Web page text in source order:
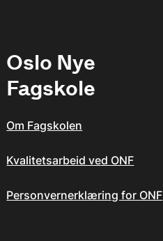
Oslo Nye
Fagskole
Om Fagskolen
Kvalitetsarbeid ved ONF
Personvernerklæring for ONF